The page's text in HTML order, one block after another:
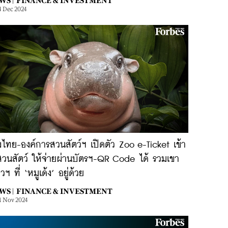
Dec 2024
ไทย-องค์การสวนสัตว์ฯ เปิดตัว Zoo e-Ticket เข้า
นสัตว์ ให้จ่ายผ่านบัตรฯ-QR Code ได้ รวมเขา
วฯ ที่ ‘หมูเด้ง’ อยู่ด้วย
| FINANCE & INVESTMENT
Nov 2024